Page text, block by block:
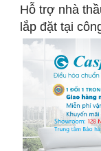
Hỗ trợ nhà
lắp đặt tại